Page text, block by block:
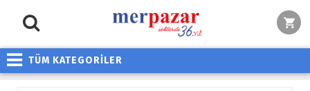
TÜM KATEGORİLER